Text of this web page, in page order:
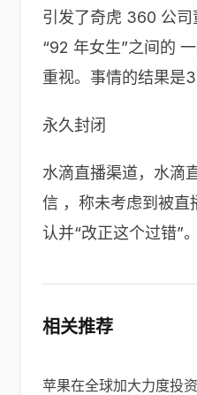
引发了奇虎 360 公司
“92 年女生”之间的
重视。事情的结果是
永久封闭
水滴直播渠道，水滴
信 ，称未考虑到被直
认并“改正这个过错”。
相关推荐
苹果在全球加大力度投